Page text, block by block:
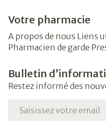
Votre pharmacie
A propos de nous Liens
Pharmacien de garde
Bulletin
Restez informé des
Adresse mail